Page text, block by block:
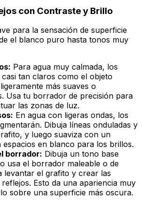
con Contraste y Brillo
para la sensación de superficie
el blanco puro hasta tonos muy
Para agua muy calmada, los
tan claros como el objeto
más suaves o
Usa tu borrador de precisión para
las zonas de luz.
En agua con ligeras ondas, los
Dibuja líneas onduladas y
y luego suaviza con un
espacios en blanco para los brillos.
borrador: Dibuja un tono base
usa el borrador maleable o de
levantar el grafito y crear las
Esto da una apariencia muy
sobre una superficie más oscura.